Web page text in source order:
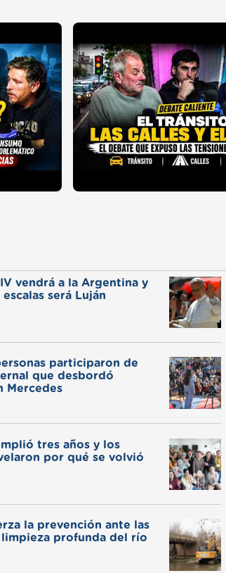
vendrá a la Argentina y
será Luján
participaron de
que desbordó
Mercedes
tres años y los
por qué se volvió
la prevención ante las
limpieza profunda del río